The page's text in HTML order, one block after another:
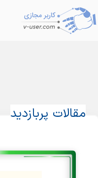
مقالات پربازدید